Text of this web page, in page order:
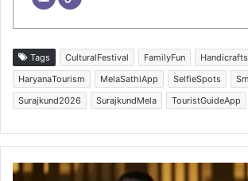
Tags CulturalFestival FamilyFun
HaryanaTourism
MelaSathiApp SelfieSpots
Surajkund2026
SurajkundMela TouristGuideApp